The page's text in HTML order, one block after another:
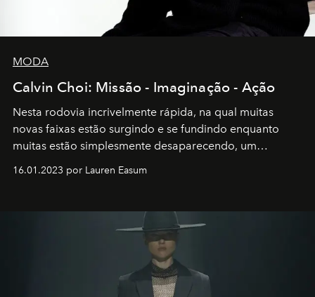
MODA
Calvin Choi: Missão - Imaginação - Ação
Nesta rodovia incrivelmente rápida, na qual muitas
novas faixas estão surgindo e se fundindo enquanto
muitas estão simplesmente desaparecendo, um
transportador AMTD abrindo caminho para muitos
por propósitos, com um claro senso de missão na vida e
16.01.2023 por Lauren Easum